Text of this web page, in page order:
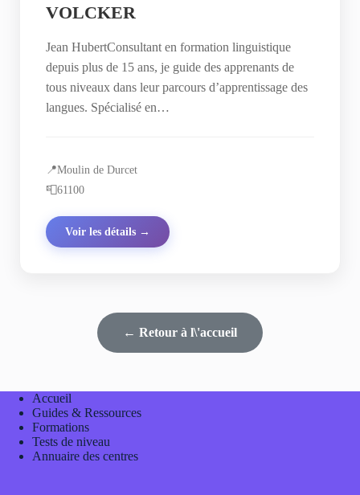
VOLCKER
Jean HubertConsultant en formation linguistique
depuis plus de 15 ans, je guide des apprenants de
tous niveaux dans leur parcours d’apprentissage des
langues. Spécialisé en…
📍Moulin de Durcet
📮61100
Voir les détails →
← Retour à l\'accueil
Accueil
Guides & Ressources
Formations
Tests de niveau
Annuaire des centres